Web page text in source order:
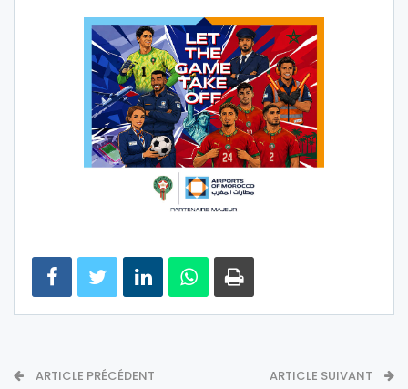
ARTICLE PRÉCÉDENT ARTICLE SUIVANT